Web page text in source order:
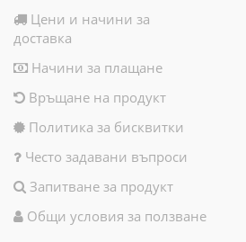
Цени и начини за
доставка
Начини за плащане
Връщане на продукт
Политика за бисквитки
Често задавани въпроси
Запитване за продукт
Общи условия за ползване